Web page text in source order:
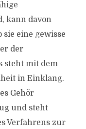
kann davon
sie eine gewisse
der
steht mit dem
in Einklang.
Gehör
und steht
Verfahrens zur